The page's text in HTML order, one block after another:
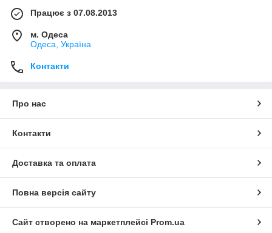
Працює з 07.08.2013
м. Одеса
Одеса, Україна
Контакти
Про нас
Контакти
Доставка та оплата
Повна версія сайту
Сайт створено на маркетплейсі Prom.ua